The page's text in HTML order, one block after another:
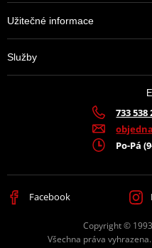
Užitečné informace
Služby
733 538
Po-Pá
Facebook
Copyright ©
Všechna práva